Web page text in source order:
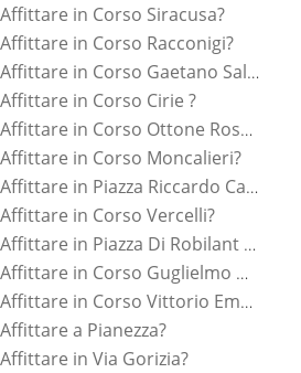
in Corso Siracusa?
in Corso Racconigi?
Vendere o Affittare in Corso Gaetano Salvemini?
in Corso Cirie ?
Vendere o Affittare in Corso Ottone Rosai?
in Corso Moncalieri?
Vendere o Affittare in Piazza Riccardo Cattaneo?
in Corso Vercelli?
Vendere o Affittare in Piazza Di Robilant Carlo?
Vendere o Affittare in Corso Guglielmo Marconi?
Vendere o Affittare in Corso Vittorio Emanuele Ii?
a Pianezza?
in Via Gorizia?